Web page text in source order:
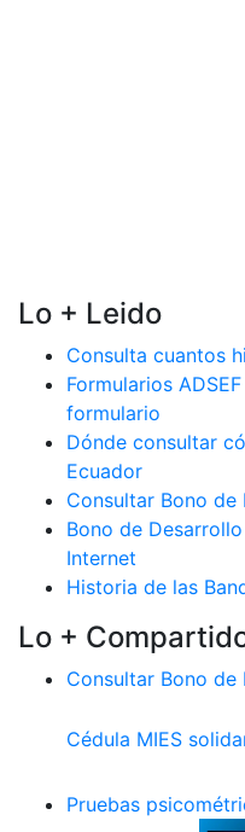
Lo + Leido
Consulta cuantos
Formularios
formulario
Dónde consultar
Ecuador
Consultar Bono de
Bono de
Internet
Historia de las
Lo +
Consultar Bono de
Cédula MIES
Pruebas